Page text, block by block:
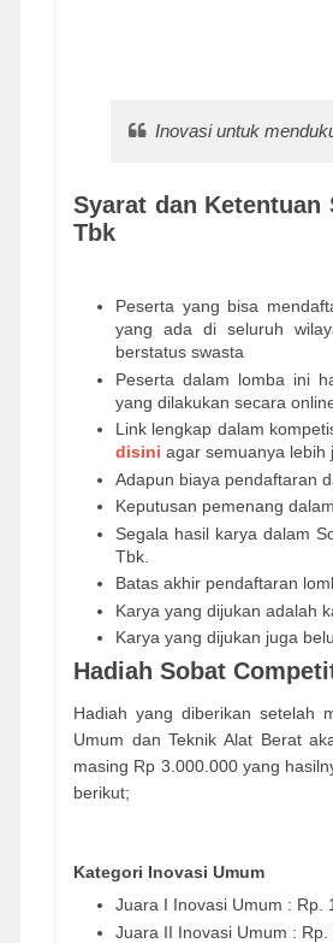
Inovasi untuk
Syarat dan
Tbk
Peserta yang bisa
yang ada di seluruh
berstatus swasta
Peserta dalam lomba ini
yang dilakukan secara
Link lengkap dalam
disini agar semuanya lebih
Adapun biaya pendaftaran
Keputusan pemenang
Segala hasil karya dalam
Tbk.
Batas akhir pendaftaran
Karya yang dijukan adalah
Karya yang dijukan juga
Hadiah Sobat
Hadiah yang diberikan setelah
Umum dan Teknik Alat Berat
masing Rp 3.000.000 yang
berikut;
Kategori Inovasi Umum
Juara I Inovasi Umum : Rp.
Juara II Inovasi Umum :